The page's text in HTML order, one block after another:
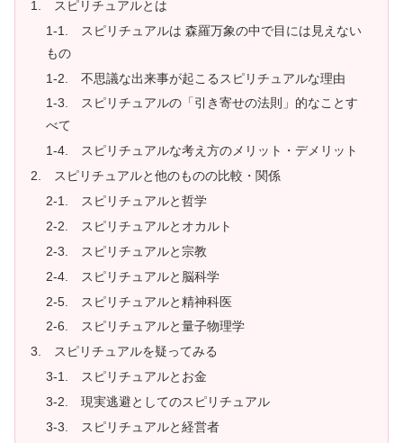
1. スピリチュアルとは
1-1. スピリチュアルは 森羅万象の中で目には見えない
もの
1-2. 不思議な出来事が起こるスピリチュアルな理由
1-3. スピリチュアルの「引き寄せの法則」的なことす
べて
1-4. スピリチュアルな考え方のメリット・デメリット
2. スピリチュアルと他のものの比較・関係
2-1. スピリチュアルと哲学
2-2. スピリチュアルとオカルト
2-3. スピリチュアルと宗教
2-4. スピリチュアルと脳科学
2-5. スピリチュアルと精神科医
2-6. スピリチュアルと量子物理学
3. スピリチュアルを疑ってみる
3-1. スピリチュアルとお金
3-2. 現実逃避としてのスピリチュアル
3-3. スピリチュアルと経営者